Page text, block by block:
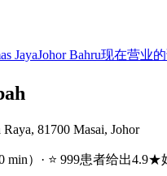
JayaJohor Bahru现在营业
81700 Masai, Johor
min）· ⭐ 999患者给出4.9★